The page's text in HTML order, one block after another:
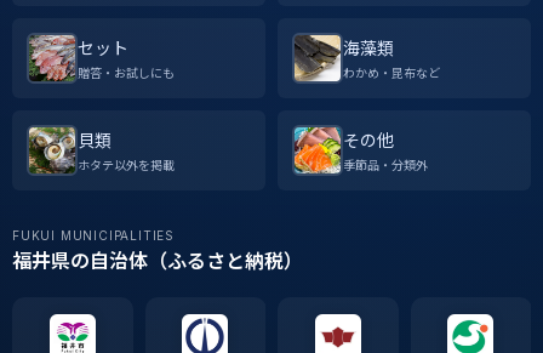
セット
贈答・お試しにも
海藻類
わかめ・昆布など
貝類
ホタテ以外を掲載
その他
季節品・分類外
FUKUI MUNICIPALITIES
福井県の自治体（ふるさと納税）